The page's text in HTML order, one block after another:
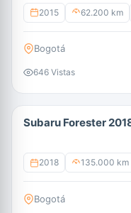
2015 62.200 km
Bogotá
646 Vistas
Subaru Forester
2018 135.000 km
Bogotá